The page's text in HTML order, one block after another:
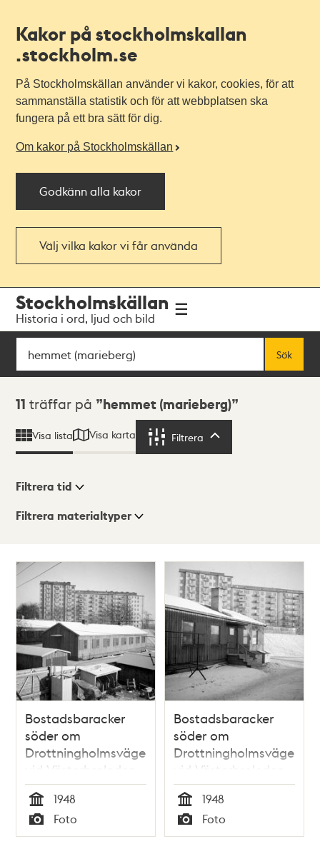
Kakor på stockholmskallan
.stockholm.se
På Stockholmskällan använder vi kakor, cookies, för att
sammanställa statistik och för att webbplatsen ska
fungera på ett bra sätt för dig.
Om kakor på Stockholmskällan
Godkänn alla kakor
Välj vilka kakor vi får använda
navigationen
huvudinnehållet
Stockholmskällan
Historia i ord, ljud och bild
Sök
Sök
Sökresultat
11 träffar på hemmet (marieberg)
Visa lista Visa karta Filtrera
Visningsläge
ListaKarta
Filtrera tid
Filtrera materialtyper
träffar
Bostadsbaracker
söder om
Drottningholmsvägen
vid Västerbroleden
Tid
1948
Typ
Foto
Bostadsbaracker
söder om
Drottningholmsvägen
vid Västerbroleden
Tid
1948
Typ
Foto